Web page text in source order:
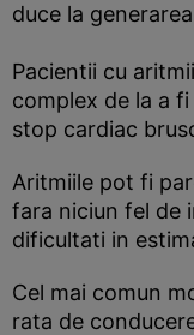
duce la
Pacientii cu
complex de la a
stop cardiac
Aritmiile pot fi
fara niciun fel de
dificultati in
Cel mai comun
rata de